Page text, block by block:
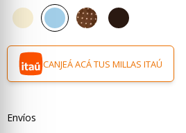
CANJEÁ ACÁ TUS MILLAS ITAÚ
Envíos